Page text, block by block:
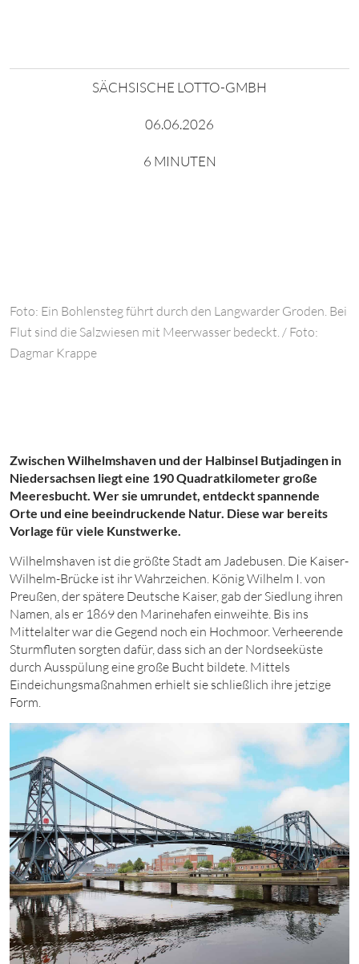
SÄCHSISCHE LOTTO-GMBH
06.06.2026
6 MINUTEN
Foto: Ein Bohlensteg führt durch den Langwarder Groden. Bei
Flut sind die Salzwiesen mit Meerwasser bedeckt. / Foto:
Dagmar Krappe
Zwischen Wilhelmshaven und der Halbinsel Butjadingen in
Niedersachsen liegt eine 190 Quadratkilometer große
Meeresbucht. Wer sie umrundet, entdeckt spannende
Orte und eine beeindruckende Natur. Diese war bereits
Vorlage für viele Kunstwerke.
Wilhelmshaven ist die größte Stadt am Jadebusen. Die Kaiser-
Wilhelm-Brücke ist ihr Wahrzeichen. König Wilhelm I. von
Preußen, der spätere Deutsche Kaiser, gab der Siedlung ihren
Namen, als er 1869 den Marinehafen einweihte. Bis ins
Mittelalter war die Gegend noch ein Hochmoor. Verheerende
Sturmfluten sorgten dafür, dass sich an der Nordseeküste
durch Ausspülung eine große Bucht bildete. Mittels
Eindeichungsmaßnahmen erhielt sie schließlich ihre jetzige
Form.